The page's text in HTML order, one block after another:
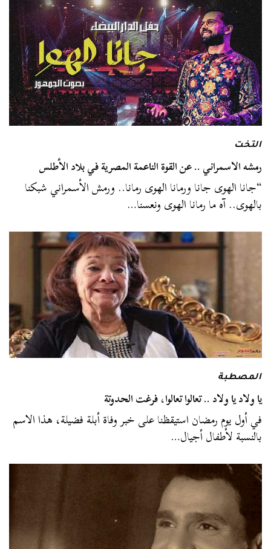
التخت
رمشه الاسمراني .. عن القوة الناعمة المصرية في بلاد الأطلس
“جانا الهوى جانا ورمانا الهوى رمانا.. ورمش الأسمراني شبكنا
بالهوى.. آه ما رمانا الهوى ونعسنا…
المصطبة
يا ولاد يا ولاد .. تعالوا تعالوا، فرغت الحدوتة
في أول يوم رمضان استيقظنا على خبر وفاة أبلة فضيلة، هذا الاسم
بالنسبة لأطفال أجيال…